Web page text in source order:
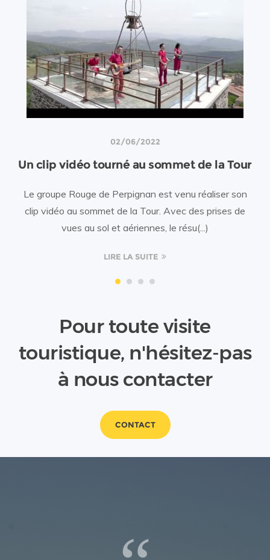
02/06/2022
Un clip vidéo tourné au sommet de la Tour
Le groupe Rouge de Perpignan est venu réaliser son
clip vidéo au sommet de la Tour. Avec des prises de
vues au sol et aériennes, le résu(...)
LIRE LA SUITE
Pour toute visite
touristique, n'hésitez-pas
à nous contacter
CONTACT